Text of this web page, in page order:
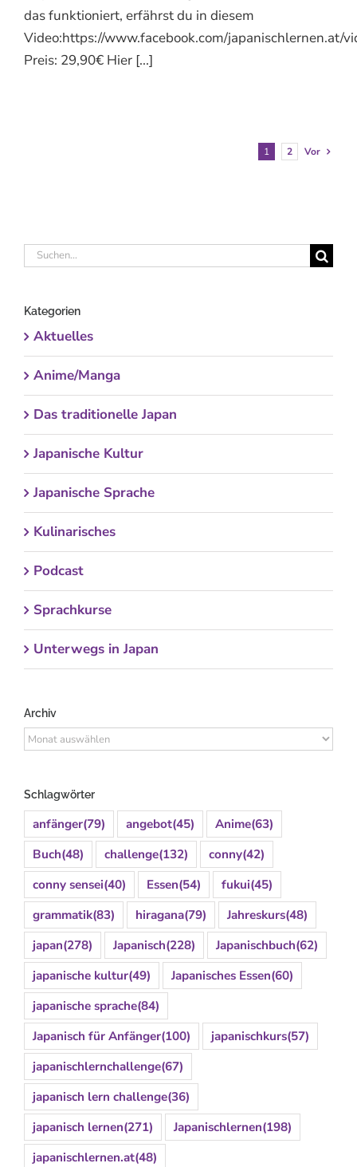
das funktioniert, erfährst du in diesem
Video:https://www.facebook.com/japanischlernen.at/
Preis: 29,90€ Hier [...]
1 2 Vor
Suche
Kategorien
Aktuelles
Anime/Manga
Das traditionelle Japan
Japanische Kultur
Japanische Sprache
Kulinarisches
Podcast
Sprachkurse
Unterwegs in Japan
Archiv
Archiv
Schlagwörter
anfänger(79) angebot(45) Anime(63)
Buch(48) challenge(132) conny(42)
conny sensei(40) Essen(54) fukui(45)
grammatik(83) hiragana(79) Jahreskurs(48)
japan(278) Japanisch(228) Japanischbuch(62)
japanische kultur(49) Japanisches Essen(60)
japanische sprache(84)
Japanisch für Anfänger(100) japanischkurs(57)
japanischlernchallenge(67)
japanisch lern challenge(36)
japanisch lernen(271) Japanischlernen(198)
japanischlernen.at(48)